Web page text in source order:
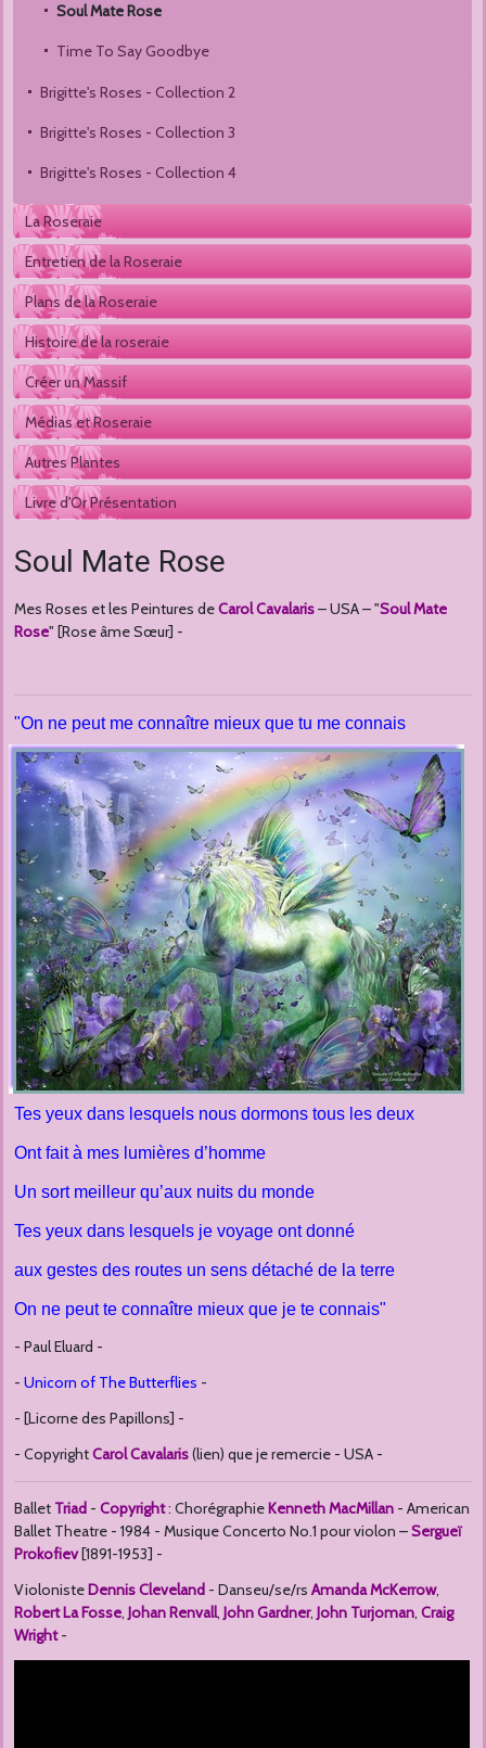
Soul Mate Rose
Mes Roses et les Peintures deCarol Cavalaris– USA – "Soul Mate
Rose" [Rose âme Sœur] -
"On ne peut me connaître mieux que tu me connais
Tes yeux dans lesquels nous dormons tous les deux
Ont fait à mes lumières d’homme
Un sort meilleur qu’aux nuits du monde
Tes yeux dans lesquels je voyage ont donné
aux gestes des routes un sens détaché de la terre
On ne peut te connaître mieux que je te connais"
- Paul Eluard -
- Unicorn of The Butterflies -
- [Licorne des Papillons] -
- CopyrightCarol Cavalaris(lien) que je remercie - USA -
Ballet Triad - Copyright: ChorégraphieKenneth MacMillan - American
Ballet Theatre - 1984 - Musique Concerto No.1 pour violon –Sergueï
Prokofiev[1891-1953] -
ViolonisteDennis Cleveland - Danseu/se/rs Amanda McKerrow,
Robert La Fosse, Johan Renvall, John Gardner, John Turjoman, Craig
Wright-
Soul Mate Rose
Time To Say Goodbye
Brigitte's Roses - Collection 2
Brigitte's Roses - Collection 3
Brigitte's Roses - Collection 4
La Roseraie
Entretien de la Roseraie
Plans de la Roseraie
Histoire de la roseraie
Créer un Massif
Médias et Roseraie
Autres Plantes
Livre d'Or Présentation